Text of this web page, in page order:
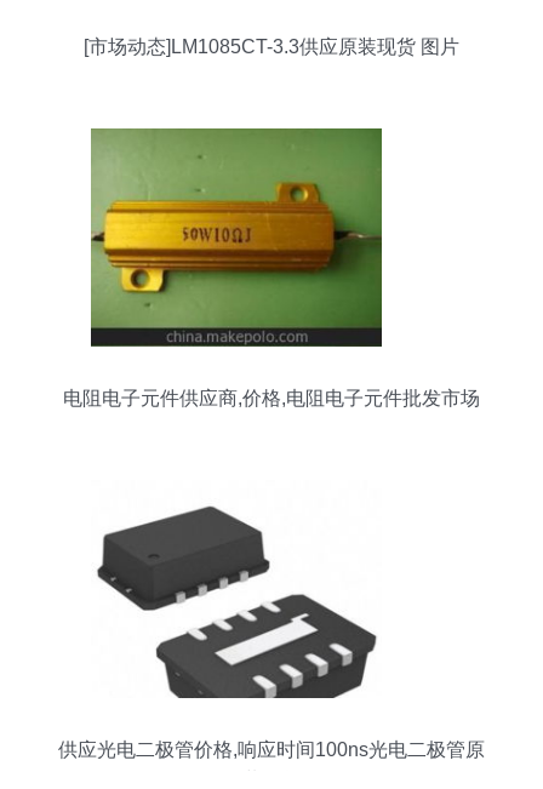
[市场动态]LM1085CT-3.3供应原装现货 图片
电阻电子元件供应商,价格,电阻电子元件批发市场
供应光电二极管价格,响应时间100ns光电二极管原